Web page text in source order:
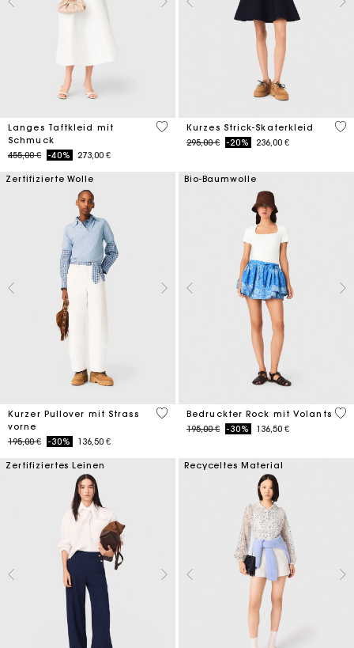
Langes Taftkleid mit
Schmuck
Price reduced from
455,00 €to-40% 273,00 €
3,8 out of 5 Customer Rating
Kurzes Strick-Skaterkleid
Price reduced from
295,00 €to-20% 236,00 €
4,2
Zertifizierte Wolle
Kurzer Pullover mit Strass
vorne
Price reduced from
195,00 €to-30% 136,50 €
3,5 out of 5 Customer Rating
Bio-Baumwolle
Bedruckter Rock mit Volants
Price reduced from
195,00 €to-30% 136,50 €
3,7
Zertifiziertes Leinen Recyceltes Material